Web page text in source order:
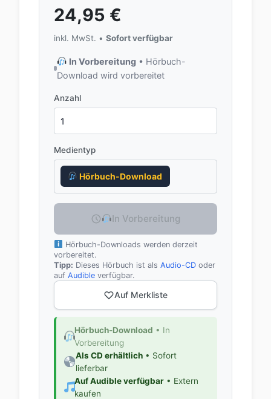
24,95 €
inkl. MwSt. • Sofort verfügbar
In Vorbereitung• Hörbuch-
Download wird vorbereitet
Anzahl
Medientyp
Hörbuch-Download
In Vorbereitung
Hörbuch-Downloads werden derzeit
vorbereitet.
Tipp: Dieses Hörbuch ist als Audio-CD oder
auf Audible verfügbar.
Auf Merkliste
Hörbuch-Download • In
Vorbereitung
Als CD erhältlich• Sofort
lieferbar
Auf Audible verfügbar• Extern
kaufen